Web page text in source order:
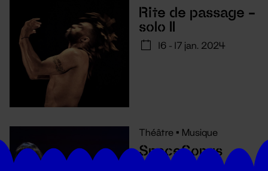
Rite de passage -
solo II
16 - 17 jan. 2024
Théâtre • Musique
SpaceSongs